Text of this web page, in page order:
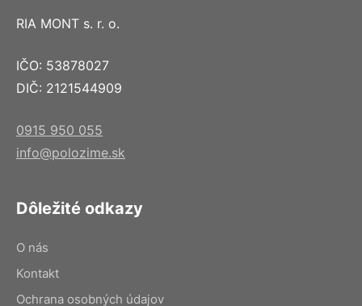
RIA MONT s. r. o.
IČO: 53878027
DIČ: 2121544909
0915 950 055
info@polozime.sk
Dôležité odkazy
O nás
Kontakt
Ochrana osobných údajov